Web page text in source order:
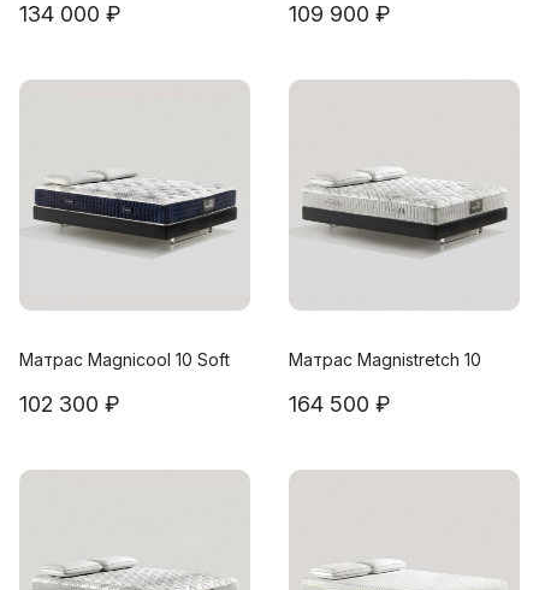
134 000 ₽ 109 900 ₽
Матрас Magnicool 10 Soft
102 300 ₽
Матрас Magnistretch 10
164 500 ₽